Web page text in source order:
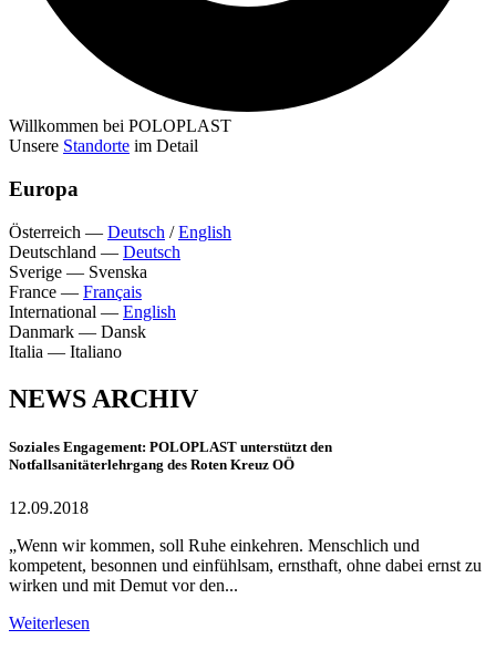
Willkommen bei POLOPLAST
Unsere Standorte im Detail
Europa
Österreich — Deutsch /English
Deutschland — Deutsch
Sverige — Svenska
France — Français
International — English
Danmark — Dansk
Italia — Italiano
NEWS ARCHIV
Soziales Engagement: POLOPLAST unterstützt den
Notfallsanitäterlehrgang des Roten Kreuz OÖ
12.09.2018
„Wenn wir kommen, soll Ruhe einkehren. Menschlich und
kompetent, besonnen und einfühlsam, ernsthaft, ohne dabei ernst zu
wirken und mit Demut vor den...
Weiterlesen